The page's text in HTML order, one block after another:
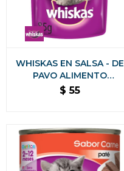
WHISKAS EN SALSA - DE
PAVO ALIMENTO
HUMEDO 85 GR
$ 55